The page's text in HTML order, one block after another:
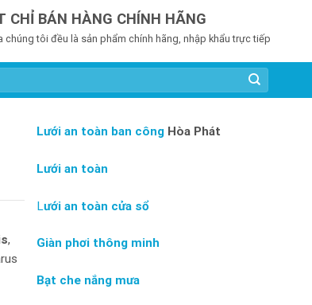
CHỈ BÁN HÀNG CHÍNH HÃNG
tôi đều là sản phẩm chính hãng, nhập khẩu trực tiếp
,
Lưới an toàn ban công Hòa Phát
Lưới an toàn
Lưới an toàn cửa sổ
Giàn phơi thông minh
Bạt che nắng mưa